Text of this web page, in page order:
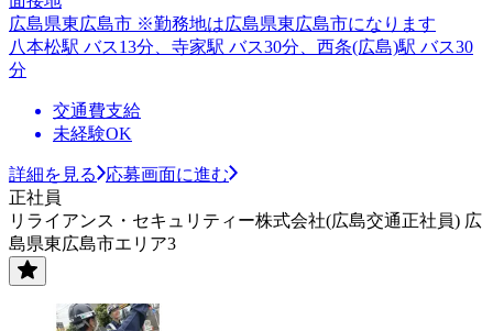
広島県東広島市 ※勤務地は広島県東広島市になります
八本松駅 バス13分、寺家駅 バス30分、西条(広島)駅 バス30
分
交通費支給
未経験OK
詳細を見る
応募画面に進む
正社員
リライアンス・セキュリティー株式会社(広島交通正社員) 広
島県東広島市エリア3